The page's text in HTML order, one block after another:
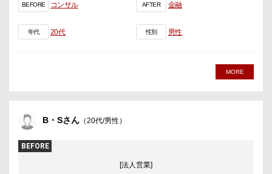
BEFORE コンサル AFTER 金融
年代 20代 性別 男性
MORE
B・Sさん （20代/男性）
BEFORE
[法人営業]